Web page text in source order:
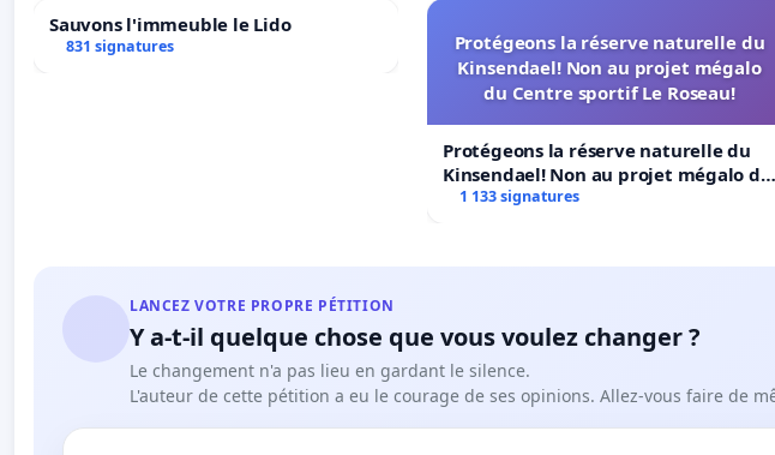
Sauvons l'immeuble le Lido
831 signatures
Protégeons la réserve naturelle du
Kinsendael! Non au projet mégalo
du Centre sportif Le Roseau!
Protégeons la réserve naturelle du
Kinsendael! Non au projet mégalo du
Centre sportif Le Roseau!
1 133 signatures
LANCEZ VOTRE PROPRE PÉTITION
Y a-t-il quelque chose que vous voulez changer ?
Le changement n'a pas lieu en gardant le silence.
L'auteur de cette pétition a eu le courage de ses opinions. Allez-vous faire de